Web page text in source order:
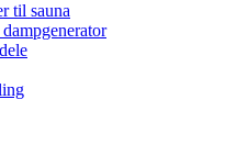
til sauna